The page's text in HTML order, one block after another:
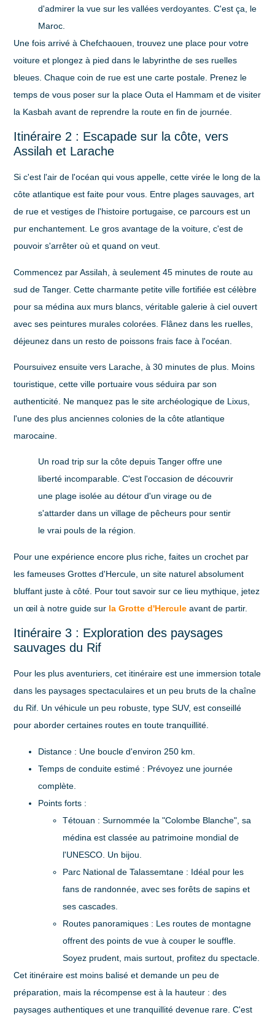
d'admirer la vue sur les vallées verdoyantes. C'est ça, le
Maroc.
Une fois arrivé à Chefchaouen, trouvez une place pour votre
voiture et plongez à pied dans le labyrinthe de ses ruelles
bleues. Chaque coin de rue est une carte postale. Prenez le
temps de vous poser sur la place Outa el Hammam et de visiter
la Kasbah avant de reprendre la route en fin de journée.
Itinéraire 2 : Escapade sur la côte, vers
Assilah et Larache
Si c'est l'air de l'océan qui vous appelle, cette virée le long de la
côte atlantique est faite pour vous. Entre plages sauvages, art
de rue et vestiges de l'histoire portugaise, ce parcours est un
pur enchantement. Le gros avantage de la voiture, c'est de
pouvoir s'arrêter où et quand on veut.
Commencez par Assilah, à seulement45 minutes de route au
sud de Tanger. Cette charmante petite ville fortifiée est célèbre
pour sa médina aux murs blancs, véritable galerie à ciel ouvert
avec ses peintures murales colorées. Flânez dans les ruelles,
déjeunez dans un resto de poissons frais face à l'océan.
Poursuivez ensuite vers Larache, à30 minutes de plus. Moins
touristique, cette ville portuaire vous séduira par son
authenticité. Ne manquez pas le site archéologique de Lixus,
l'une des plus anciennes colonies de la côte atlantique
marocaine.
Un road trip sur la côte depuis Tanger offre une
liberté incomparable. C'est l'occasion de découvrir
une plage isolée au détour d'un virage ou de
s'attarder dans un village de pêcheurs pour sentir
le vrai pouls de la région.
Pour une expérience encore plus riche, faites un crochet par
les fameuses Grottes d'Hercule, un site naturel absolument
bluffant juste à côté. Pour tout savoir sur ce lieu mythique, jetez
un œil à notre guide sur la Grotte d'Hercule avant de partir.
Itinéraire 3 : Exploration des paysages
sauvages du Rif
Pour les plus aventuriers, cet itinéraire est une immersion totale
dans les paysages spectaculaires et un peu bruts de la chaîne
du Rif. Un véhicule un peu robuste, type SUV, est conseillé
pour aborder certaines routes en toute tranquillité.
Distance : Une boucle d'environ 250 km
Temps de conduite estimé : Prévoyez une journée
complète.
Points forts :
Tétouan : Surnommée la "Colombe Blanche", sa
médina est classée au patrimoine mondial de
l'UNESCO. Un bijou.
Parc National de Talassemtane : Idéal pour les
fans de randonnée, avec ses forêts de sapins et
ses cascades.
Routes panoramiques : Les routes de montagne
offrent des points de vue à couper le souffle.
Soyez prudent, mais surtout, profitez du spectacle.
Cet itinéraire est moins balisé et demande un peu de
préparation, mais la récompense est à la hauteur : des
paysages authentiques et une tranquillité devenue rare. C'est